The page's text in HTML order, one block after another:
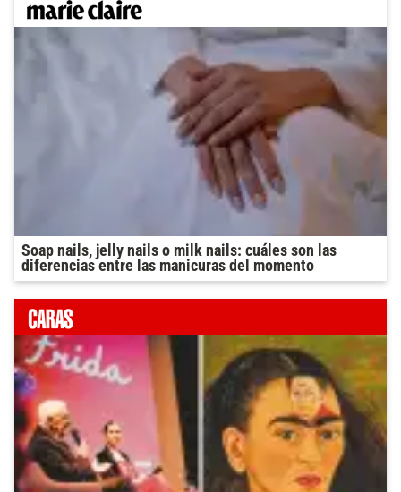
Soap nails, jelly nails o milk nails: cuáles son las
diferencias entre las manicuras del momento